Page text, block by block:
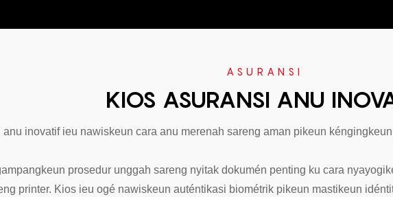
ASURANSI
KIOS ASURANSI ANU
anu inovatif ieu nawiskeun cara anu merenah sareng aman pikeun
prosedur unggah sareng nyitak dokumén penting ku cara
printer. Kios ieu ogé nawiskeun auténtikasi biométrik pikeun mastikeun